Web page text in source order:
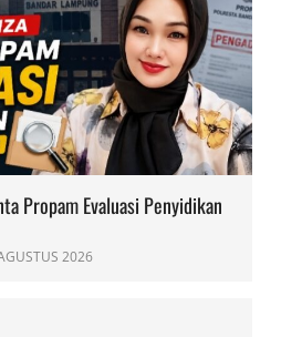
Propam Evaluasi Penyidikan
2026